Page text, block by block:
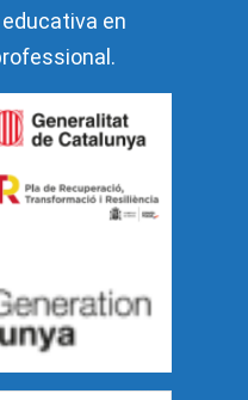
en